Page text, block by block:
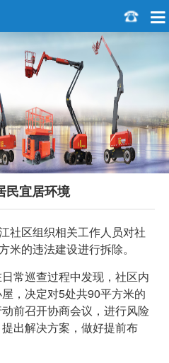
民宜居环境
区组织相关工作人员对社
米的违法建设进行拆除。
巡查过程中发现，社区内
，决定对5处共90平方米的
前召开协商会议，进行风险
出解决方案，做好提前布